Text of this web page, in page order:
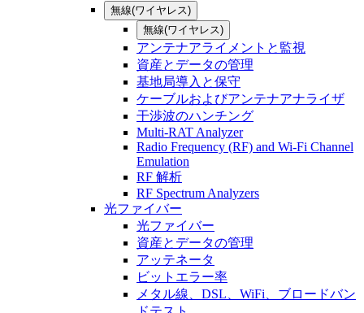
無線(ワイヤレス)
無線(ワイヤレス)
アンテナアライメントと監視
資産とデータの管理
基地局導入と保守
ケーブルおよびアンテナアナライザ
干渉波のハンチング
Multi-RAT Analyzer
Radio Frequency (RF) and Wi-Fi Channel
Emulation
RF 解析
RF Spectrum Analyzers
光ファイバー
光ファイバー
資産とデータの管理
アッテネータ
ビットエラー率
メタル線、DSL、WiFi、ブロードバン